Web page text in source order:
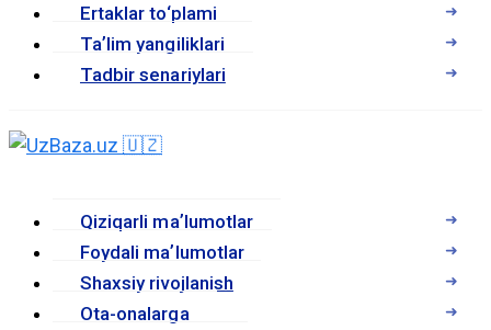
Ertaklar to‘plami
Taʼlim yangiliklari
Tadbir senariylari
Qiziqarli maʼlumotlar
Foydali maʼlumotlar
Shaxsiy rivojlanish
Ota-onalarga